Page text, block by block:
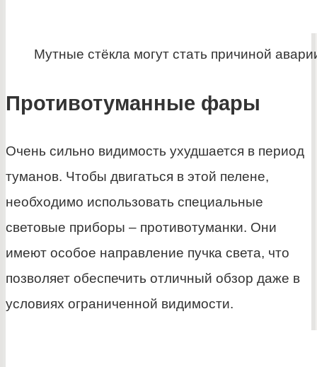
Мутные стёкла могут стать причиной
Противотуманные фары
Очень сильно видимость ухудшается в период
туманов. Чтобы двигаться в этой пелене,
необходимо использовать специальные
световые приборы – противотуманки. Они
имеют особое направление пучка света, что
позволяет обеспечить отличный обзор даже в
условиях ограниченной видимости.